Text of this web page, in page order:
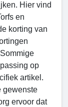
Hier vind
en
korting van
op
artikel.
gewenste
ervoor dat